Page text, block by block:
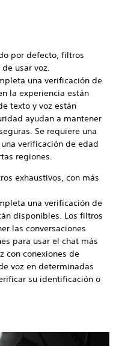
por defecto, filtros
usar voz.
una verificación de
la experiencia están
texto y voz están
ayudan a mantener
Se requiere una
verificación de edad
regiones.
exhaustivos, con más
una verificación de
disponibles. Los filtros
las conversaciones
para usar el chat más
con conexiones de
voz en determinadas
su identificación o